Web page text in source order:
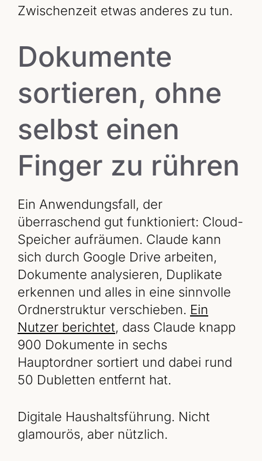
Zwischenzeit etwas anderes zu tun.
Dokumente
sortieren, ohne
selbst einen
Finger zu rühren
Ein Anwendungsfall, der
überraschend gut funktioniert: Cloud-
Speicher aufräumen. Claude kann
sich durch Google Drive arbeiten,
Dokumente analysieren, Duplikate
erkennen und alles in eine sinnvolle
Ordnerstruktur verschieben. Ein
Nutzer berichtet, dass Claude knapp
900 Dokumente in sechs
Hauptordner sortiert und dabei rund
50 Dubletten entfernt hat.
Digitale Haushaltsführung. Nicht
glamourös, aber nützlich.